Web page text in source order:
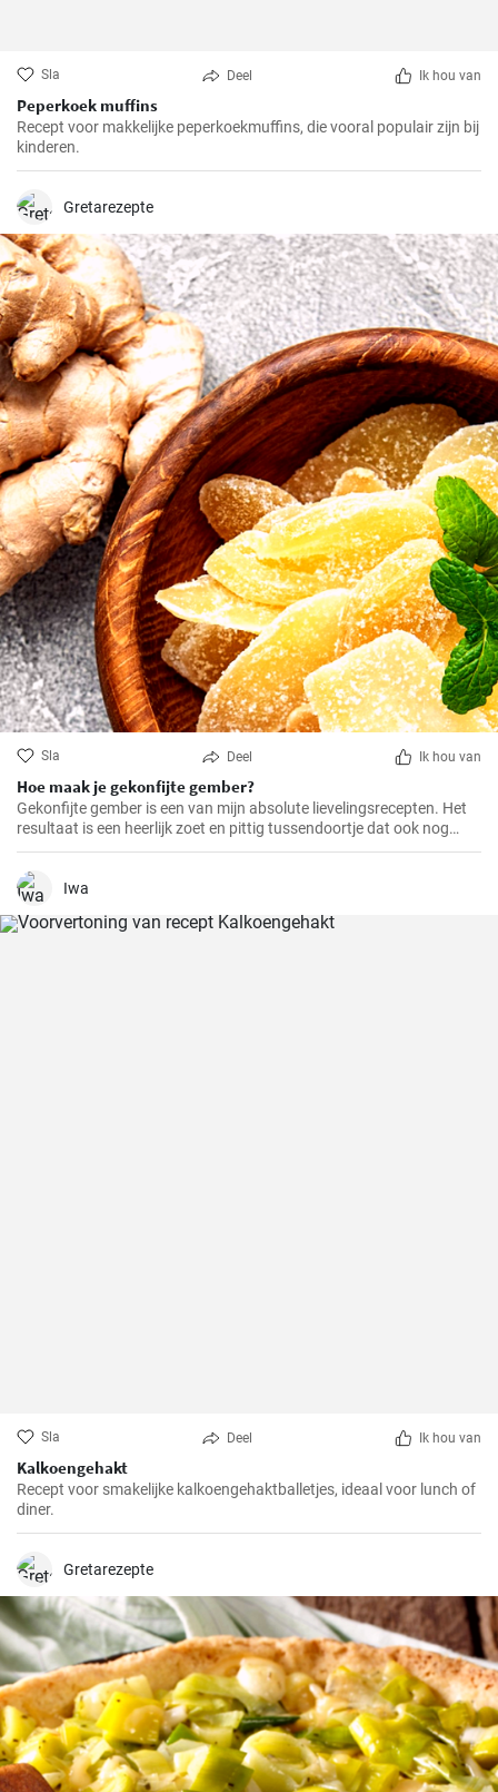
Sla Deel Ik hou van
Peperkoek muffins
Recept voor makkelijke peperkoekmuffins, die vooral populair zijn bij
kinderen.
Gretarezepte
Sla Deel Ik hou van
Hoe maak je gekonfijte gember?
Gekonfijte gember is een van mijn absolute lievelingsrecepten. Het
resultaat is een heerlijk zoet en pittig tussendoortje dat ook nog
eens goed is voor je spijsvertering. Het is helemaal zelfgemaakt en
smaakt veel beter dan de versie uit de winkel. Het is heel makkelijk te
maken, je hebt alleen een beetje geduld en tijd nodig.
Iwa
Sla Deel Ik hou van
Kalkoengehakt
Recept voor smakelijke kalkoengehaktballetjes, ideaal voor lunch of
diner.
Gretarezepte